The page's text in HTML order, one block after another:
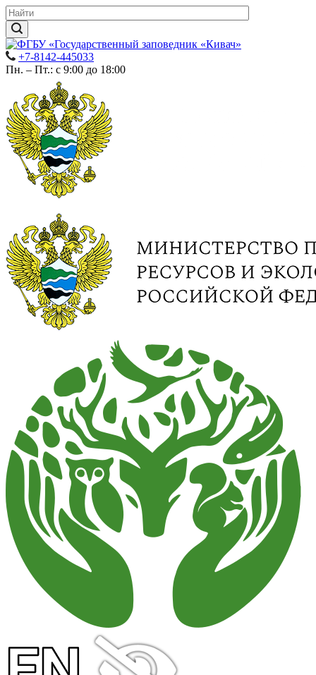
+7-8142-445033
Пн. – Пт.: с 9:00 до 18:00